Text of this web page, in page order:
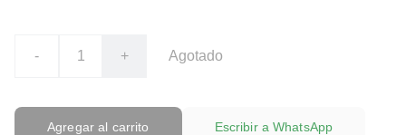
- + Agotado
Agregar al carrito Escribir a WhatsApp